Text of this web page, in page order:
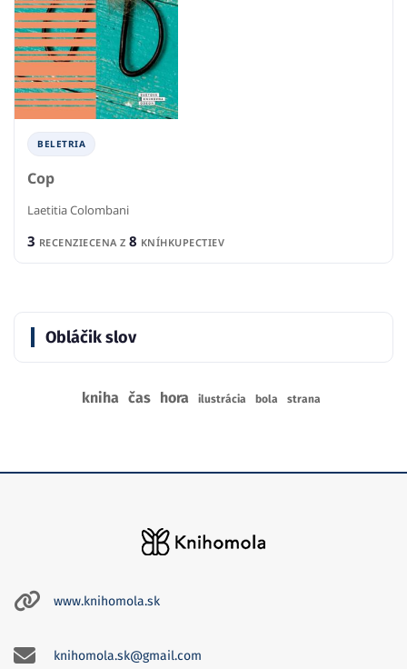
BELETRIA
Cop
Laetitia Colombani
3 RECENZIECENA Z 8 KNÍHKUPECTIEV
Obláčik slov
kniha čas hora ilustrácia bola strana
www.knihomola.sk
knihomola.sk@gmail.com